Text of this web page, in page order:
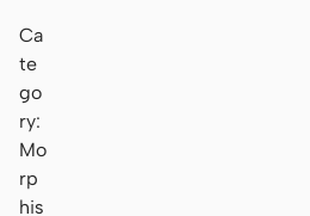
Ca
te
go
ry:
Mo
rp
his